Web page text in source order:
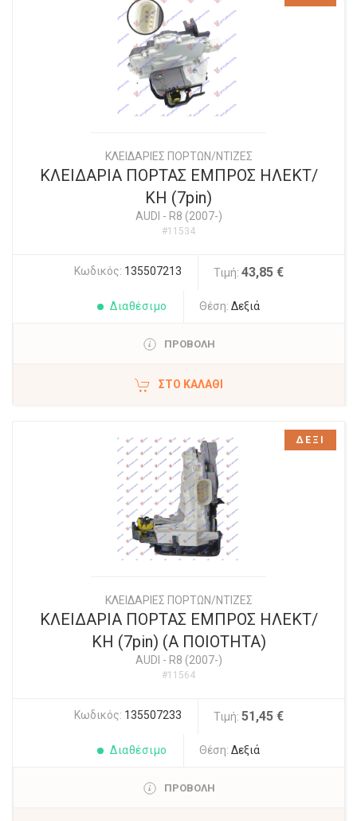
ΚΛΕΙΔΑΡΙΕΣ ΠΟΡΤΩΝ/ΝΤΙΖΕΣ
ΚΛΕΙΔΑΡΙΑ ΠΟΡΤΑΣ ΕΜΠΡΟΣ ΗΛΕΚΤ/
ΚΗ (7pin)
AUDI - R8 (2007-)
#11534
Κωδικός: 135507213 Τιμή: 43,85 €
Διαθέσιμο Θέση: Δεξιά
ΠΡΟΒΟΛΗ
ΣΤΟ ΚΑΛΆΘΙ
ΚΛΕΙΔΑΡΙΕΣ ΠΟΡΤΩΝ/ΝΤΙΖΕΣ
ΚΛΕΙΔΑΡΙΑ ΠΟΡΤΑΣ ΕΜΠΡΟΣ ΗΛΕΚΤ/
ΚΗ (7pin) (Α ΠΟΙΟΤΗΤΑ)
AUDI - R8 (2007-)
#11564
Κωδικός: 135507233 Τιμή: 51,45 €
Διαθέσιμο Θέση: Δεξιά
ΠΡΟΒΟΛΗ
ΔΕΞΙ